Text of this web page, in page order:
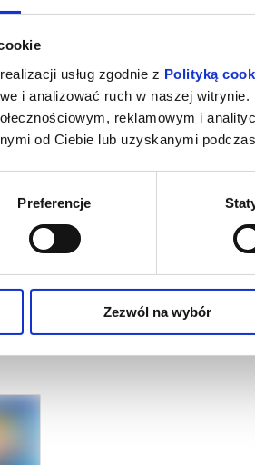
usług zgodnie z Polityką
i analizować ruch w naszej
reklamowym i
od Ciebie lub uzyskanymi
Preferencje
Zezwól na wybór